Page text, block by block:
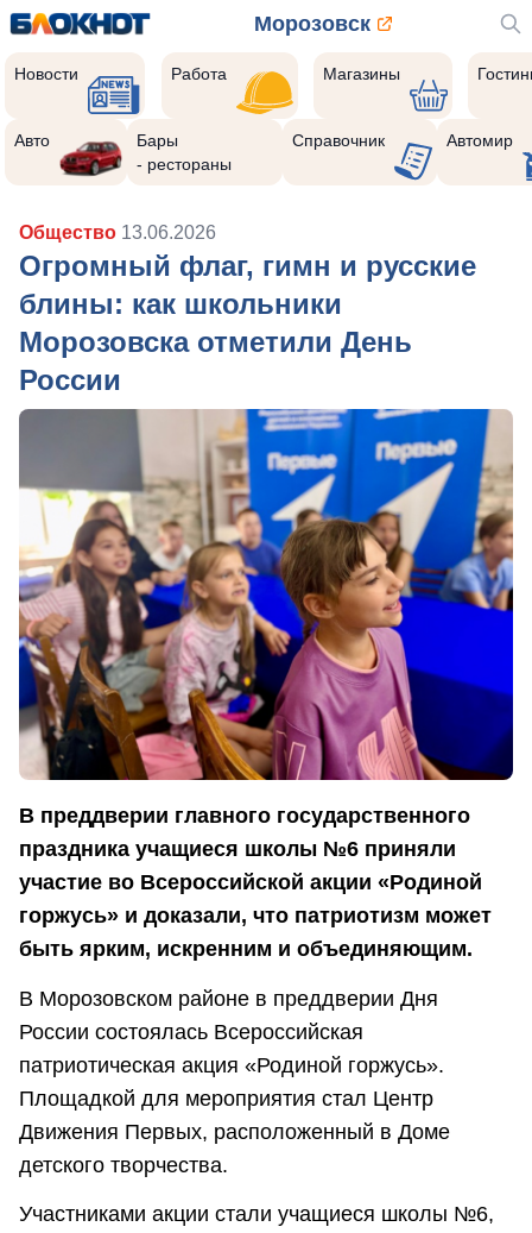
Морозовск
Новости Работа Магазины
Авто
Бары
- рестораны
Справочник Автомир
Общество 13.06.2026
Огромный флаг, гимн и русские
блины: как школьники
Морозовска отметили День
России
В преддверии главного государственного
праздника учащиеся школы №6 приняли
участие во Всероссийской акции «Родиной
горжусь» и доказали, что патриотизм может
быть ярким, искренним и объединяющим.
В Морозовском районе в преддверии Дня
России состоялась Всероссийская
патриотическая акция «Родиной горжусь».
Площадкой для мероприятия стал Центр
Движения Первых, расположенный в Доме
детского творчества.
Участниками акции стали учащиеся школы №6,